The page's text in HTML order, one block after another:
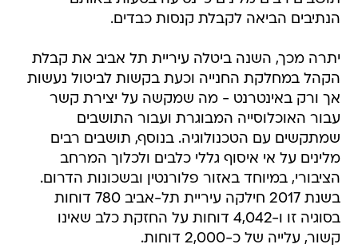
הנתיבים הביאה לקבלת קנסות כבדים.
יתרה מכך, השנה ביטלה עיריית תל אביב את קבלת
הקהל במחלקת החנייה וכעת בקשות לביטול נעשות
אך ורק באינטרנט - מה שמקשה על יצירת קשר
עבור האוכלוסייה המבוגרת ועבור התושבים
שמתקשים עם הטכנולוגיה. בנוסף, תושבים רבים
מלינים על אי איסוף גללי כלבים ולכלוך המרחב
הציבורי, במיוחד באזור פלורנטין ובשכונות הדרום.
בשנת 2017 חילקה עיריית תל-אביב 780 דוחות
בסוגיה זו ו-4,042 דוחות על החזקת כלב שאינו
קשור, עלייה של כ-2,000 דוחות.